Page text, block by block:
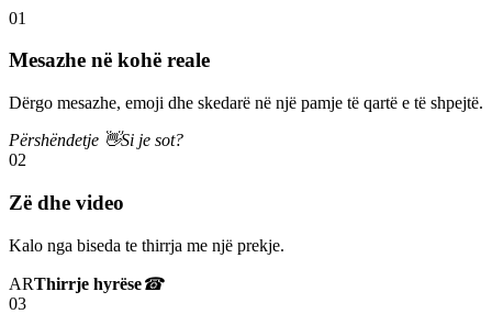
01
Mesazhe në kohë reale
Dërgo mesazhe, emoji dhe skedarë në një pamje të qartë e të shpejtë.
Përshëndetje 👋Si je sot?
02
Zë dhe video
Kalo nga biseda te thirrja me një prekje.
ARThirrje hyrëse☎
03